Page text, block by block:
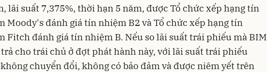
lãi suất 7,375%, thời hạn 5 năm, được Tổ chức xếp hạng tín
Moody's đánh giá tín nhiệm B2 và Tổ chức xếp hạng tín
Fitch đánh giá tín nhiệm B. Nếu so lãi suất trái phiếu mà BIM
cho trái chủ ở đợt phát hành này, với lãi suất trái phiếu
chuyển đổi, không có bảo đảm và được niêm yết trên